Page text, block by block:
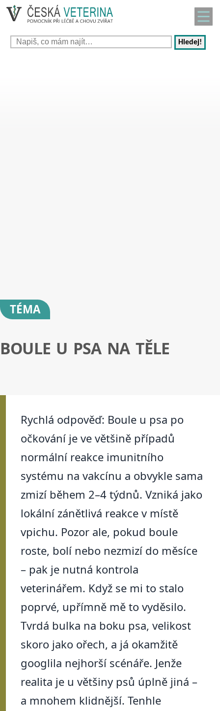
Hledej!
TÉMA
BOULE U PSA NA TĚLE
Rychlá odpověď: Boule u psa po
očkování je ve většině případů
normální reakce imunitního
systému na vakcínu a obvykle sama
zmizí během 2–4 týdnů. Vzniká jako
lokální zánětlivá reakce v místě
vpichu. Pozor ale, pokud boule
roste, bolí nebo nezmizí do měsíce
– pak je nutná kontrola
veterinářem. Když se mi to stalo
poprvé, upřímně mě to vyděsilo.
Tvrdá bulka na boku psa, velikost
skoro jako ořech, a já okamžitě
googlila nejhorší scénáře. Jenže
realita je u většiny psů úplně jiná –
a mnohem klidnější. Tenhle